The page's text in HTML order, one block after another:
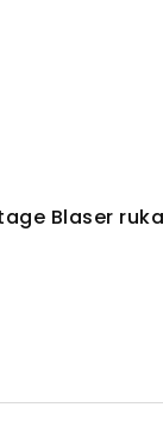
Blaser